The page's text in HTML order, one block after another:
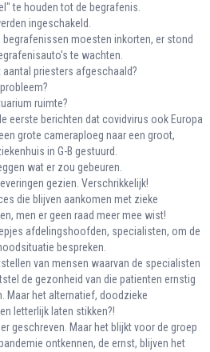
te houden tot de begrafenis.
ingeschakeld.
begrafenissen moesten inkorten, er stond
te wachten.
aantal priesters afgeschaald?
ruimte?
eerste berichten dat covidvirus ook Europa
grote cameraploeg naar een groot,
in G-B gestuurd.
wat er zou gebeuren.
gezien. Verschrikkelijk!
die blijven aankomen met zieke
men er geen raad meer mee wist!
afdelingshoofden, specialisten, om de
bespreken.
van mensen waarvan de specialisten
de gezonheid van die patienten ernstig
Maar het alternatief, doodzieke
letterlijk laten stikken?!
geschreven. Maar het blijkt voor de groep
ontkennen, de ernst, blijven het